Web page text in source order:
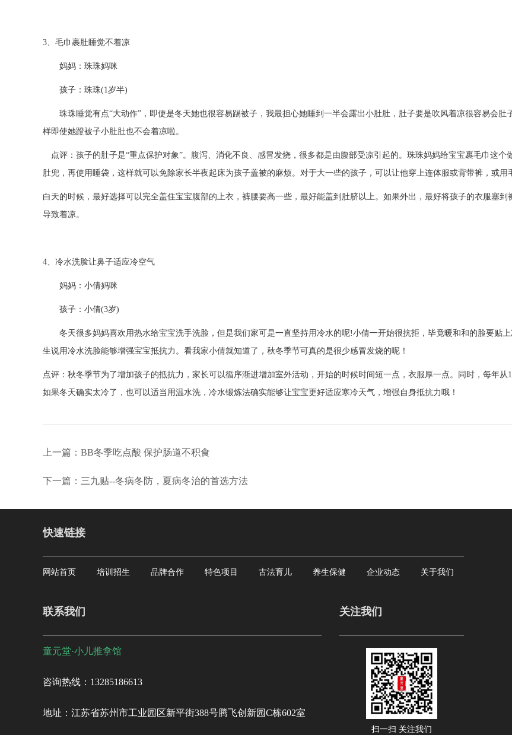
3、毛巾裹肚睡觉不着凉
妈妈：珠珠妈咪
孩子：珠珠(1岁半)
珠珠睡觉有点“大动作”，即使是冬天她也很容易踢被子，我最担心她睡到一半会露出小肚肚，肚子要是吹风着凉很容易会肚
样即使她蹬被子小肚肚也不会着凉啦。
点评：孩子的肚子是“重点保护对象”。腹泻、消化不良、感冒发烧，很多都是由腹部受凉引起的。珠珠妈妈给宝宝裹毛巾这
肚兜，再使用睡袋，这样就可以免除家长半夜起床为孩子盖被的麻烦。对于大一些的孩子，可以让他穿上连体服或背带裤，或用
白天的时候，最好选择可以完全盖住宝宝腹部的上衣，裤腰要高一些，最好能盖到肚脐以上。如果外出，最好将孩子的衣服塞
导致着凉。
4、冷水洗脸让鼻子适应冷空气
妈妈：小倩妈咪
孩子：小倩(3岁)
冬天很多妈妈喜欢用热水给宝宝洗手洗脸，但是我们家可是一直坚持用冷水的呢!小倩一开始很抗拒，毕竟暖和和的脸要贴
生说用冷水洗脸能够增强宝宝抵抗力。看我家小倩就知道了，秋冬季节可真的是很少感冒发烧的呢！
点评：秋冬季节为了增加孩子的抵抗力，家长可以循序渐进增加室外活动，开始的时候时间短一点，衣服厚一点。同时，每年从
如果冬天确实太冷了，也可以适当用温水洗，冷水锻炼法确实能够让宝宝更好适应寒冷天气，增强自身抵抗力哦！
上一篇：BB冬季吃点酸 保护肠道不积食
下一篇：三九贴--冬病冬防，夏病冬治的首选方法
快速链接
网站首页 培训招生 品牌合作 特色项目 古法育儿 养生保健 企业动态 关于我们
联系我们
童元堂·小儿推拿馆
咨询热线：13285186613
地址：江苏省苏州市工业园区新平街388号腾飞创新园C栋602室
关注我们
扫一扫 关注我们